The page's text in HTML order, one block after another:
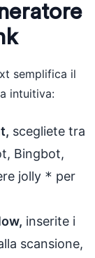
semplifica il
intuitiva:
scegliete tra
Bingbot,
jolly * per
inserite i
scansione,